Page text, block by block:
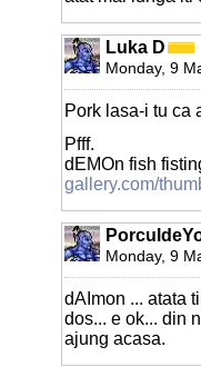
Luka D
Monday, 9
Pork lasa-i tu ca
Pfff.
dEMOn fish
gallery.com/
Monday, 9
dAImon ... atata
dos... e ok... din
ajung acasa.